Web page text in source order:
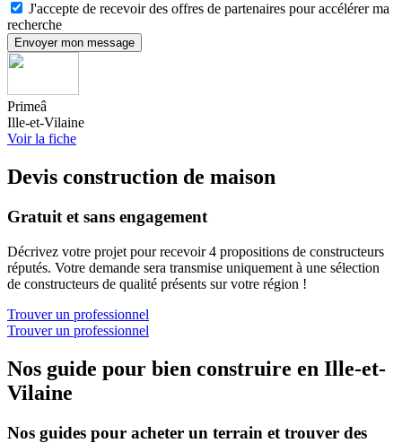
J'accepte de recevoir des offres de partenaires pour accélérer ma
recherche
Envoyer mon message
Primeâ
Ille-et-Vilaine
Voir la fiche
Devis construction de maison
Gratuit et sans engagement
Décrivez votre projet pour recevoir 4 propositions de constructeurs
réputés. Votre demande sera transmise uniquement à une sélection
de constructeurs de qualité présents sur votre région !
Trouver un professionnel
Trouver un professionnel
Nos guide pour bien construire en Ille-et-
Vilaine
Nos guides pour acheter un terrain et trouver des